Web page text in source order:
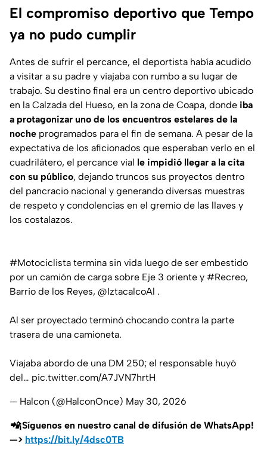
El compromiso deportivo que Tempo
ya no pudo cumplir
Antes de sufrir el percance, el deportista había acudido
a visitar a su padre y viajaba con rumbo a su lugar de
trabajo. Su destino final era un centro deportivo ubicado
en la Calzada del Hueso, en la zona de Coapa, donde iba
a protagonizar uno de los encuentros estelares de la
noche programados para el fin de semana. A pesar de la
expectativa de los aficionados que esperaban verlo en el
cuadrilátero, el percance vial le impidió llegar a la cita
con su público, dejando truncos sus proyectos dentro
del pancracio nacional y generando diversas muestras
de respeto y condolencias en el gremio de las llaves y
los costalazos.
#Motociclista termina sin vida luego de ser embestido
por un camión de carga sobre Eje 3 oriente y #Recreo,
Barrio de los Reyes, @IztacalcoAl .
Al ser proyectado terminó chocando contra la parte
trasera de una camioneta.
Viajaba abordo de una DM 250; el responsable huyó
del… pic.twitter.com/A7JVN7hrtH
— Halcon (@HalconOnce) May 30, 2026
📲¡Síguenos en nuestro canal de difusión de WhatsApp!
—> https://bit.ly/4dsc0TB